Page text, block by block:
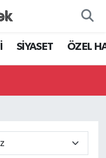
SİYASET ÖZEL